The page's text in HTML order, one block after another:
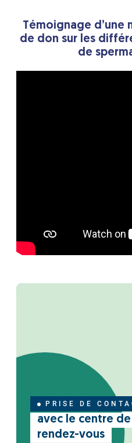
Témoignage d’une
de don sur les
de
PRISE DE
avec le centre
rendez-vous